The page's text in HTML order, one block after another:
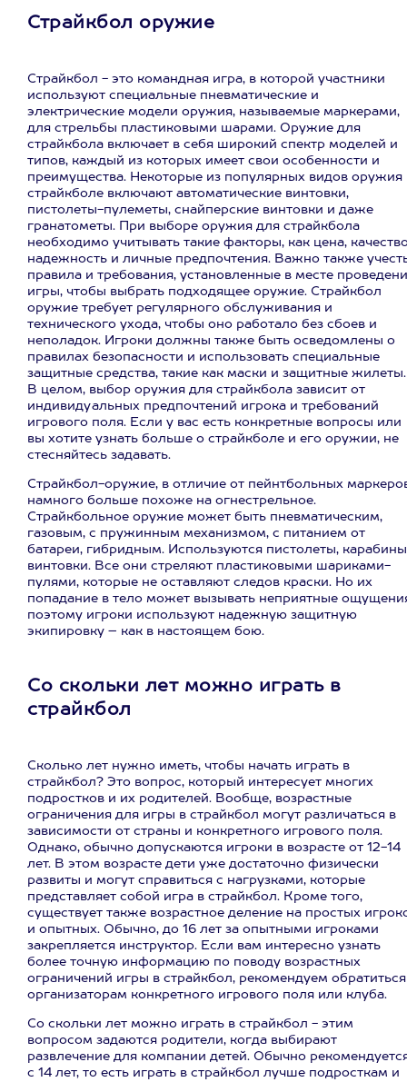
Страйкбол оружие
Страйкбол - это командная игра, в которой участники
используют специальные пневматические и
электрические модели оружия, называемые маркерами,
для стрельбы пластиковыми шарами. Оружие для
страйкбола включает в себя широкий спектр моделей и
типов, каждый из которых имеет свои особенности и
преимущества. Некоторые из популярных видов оружия
страйкболе включают автоматические винтовки,
пистолеты-пулеметы, снайперские винтовки и даже
гранатометы. При выборе оружия для страйкбола
необходимо учитывать такие факторы, как цена,
надежность и личные предпочтения. Важно также
правила и требования, установленные в месте
игры, чтобы выбрать подходящее оружие. Страйкбол
оружие требует регулярного обслуживания и
технического ухода, чтобы оно работало без сбоев и
неполадок. Игроки должны также быть осведомлены о
правилах безопасности и использовать специальные
защитные средства, такие как маски и защитные жилеты.
В целом, выбор оружия для страйкбола зависит от
индивидуальных предпочтений игрока и требований
игрового поля. Если у вас есть конкретные вопросы или
вы хотите узнать больше о страйкболе и его оружии, не
стесняйтесь задавать.
Страйкбол-оружие, в отличие от пейнтбольных
намного больше похоже на огнестрельное.
Страйкбольное оружие может быть пневматическим,
газовым, с пружинным механизмом, с питанием от
батареи, гибридным. Используются пистолеты,
винтовки. Все они стреляют пластиковыми шариками-
пулями, которые не оставляют следов краски. Но их
попадание в тело может вызывать неприятные
поэтому игроки используют надежную защитную
экипировку – как в настоящем бою.
Со скольки лет можно играть в
страйкбол
Сколько лет нужно иметь, чтобы начать играть в
страйкбол? Это вопрос, который интересует многих
подростков и их родителей. Вообще, возрастные
ограничения для игры в страйкбол могут различаться в
зависимости от страны и конкретного игрового поля.
Однако, обычно допускаются игроки в возрасте от 12-14
лет. В этом возрасте дети уже достаточно физически
развиты и могут справиться с нагрузками, которые
представляет собой игра в страйкбол. Кроме того,
существует также возрастное деление на простых
и опытных. Обычно, до 16 лет за опытными игроками
закрепляется инструктор. Если вам интересно узнать
более точную информацию по поводу возрастных
ограничений игры в страйкбол, рекомендуем
организаторам конкретного игрового поля или клуба.
Со скольки лет можно играть в страйкбол - этим
вопросом задаются родители, когда выбирают
развлечение для компании детей. Обычно
с 14 лет, то есть играть в страйкбол лучше подросткам и